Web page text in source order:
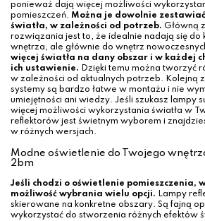
ponieważ dają więcej możliwości
pomieszczeń. Można je dowolnie
światła, w zależności od potrzeb. Główną
rozwiązania jest to, że idealnie nadają się do
wnętrza, ale głównie do wnętrz
więcej światła na dany obszar i w każdej
ich ustawienie. Dzięki temu można tworzyć
w zależności od aktualnych potrzeb. Kolejną
systemy są bardzo łatwe w montażu i nie
umiejętności ani wiedzy. Jeśli szukasz lampy
więcej możliwości wykorzystania światła w
reflektorów jest świetnym wyborem i
w różnych wersjach.
Modne oświetlenie do Twojego
2bm
Jeśli chodzi o oświetlenie pomieszczenia,
możliwość wybrania wielu opcji. Lampy
skierowane na konkretne obszary. Są fajną
wykorzystać do stworzenia różnych efektów